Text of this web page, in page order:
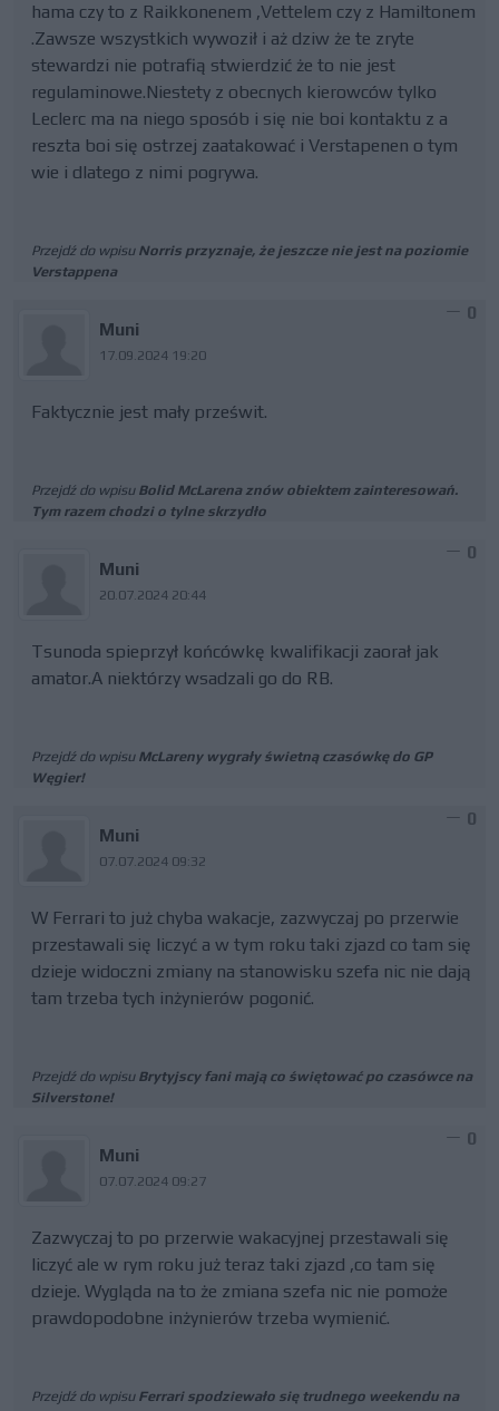
hama czy to z Raikkonenem ,Vettelem czy z Hamiltonem
.Zawsze wszystkich wywoził i aż dziw że te zryte
stewardzi nie potrafią stwierdzić że to nie jest
regulaminowe.Niestety z obecnych kierowców tylko
Leclerc ma na niego sposób i się nie boi kontaktu z a
reszta boi się ostrzej zaatakować i Verstapenen o tym
wie i dlatego z nimi pogrywa.
Przejdź do wpisu Norris przyznaje, że jeszcze nie jest na poziomie
Verstappena
Muni
17.09.2024 19:20
0
Faktycznie jest mały prześwit.
Przejdź do wpisu Bolid McLarena znów obiektem zainteresowań.
Tym razem chodzi o tylne skrzydło
Muni
20.07.2024 20:44
0
Tsunoda spieprzył końcówkę kwalifikacji zaorał jak
amator.A niektórzy wsadzali go do RB.
Przejdź do wpisu McLareny wygrały świetną czasówkę do GP
Węgier!
Muni
07.07.2024 09:32
0
W Ferrari to już chyba wakacje, zazwyczaj po przerwie
przestawali się liczyć a w tym roku taki zjazd co tam się
dzieje widoczni zmiany na stanowisku szefa nic nie dają
tam trzeba tych inżynierów pogonić.
Przejdź do wpisu Brytyjscy fani mają co świętować po czasówce na
Silverstone!
Muni
07.07.2024 09:27
0
Zazwyczaj to po przerwie wakacyjnej przestawali się
liczyć ale w rym roku już teraz taki zjazd ,co tam się
dzieje. Wygląda na to że zmiana szefa nic nie pomoże
prawdopodobne inżynierów trzeba wymienić.
Przejdź do wpisu Ferrari spodziewało się trudnego weekendu na